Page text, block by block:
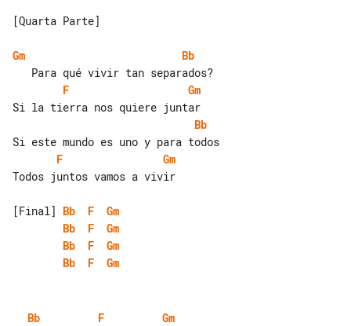
[Quarta Parte]
Gm
Bb
F
Gm
Bb
F
Gm
Todos juntos vamos a vivir
[Final] Bb F
Gm
Bb
F
Gm
Bb
F
Gm
Bb
F Gm
Bb F Gm